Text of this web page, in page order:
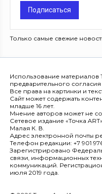
Подписаться
Только самые свежие
Использование материалов
предварительного
Все права на картинки и
Сайт может содержать
младше 16 лет.
Мнение авторов может не
Сетевое издание «Точка
Малая К. В.
Адрес электронной почты
Телефон редакции: +7 901
Зарегистрировано
связи, информационных
коммуникаций.
июля 2019 года.